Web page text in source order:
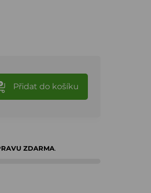
Přidat do košíku
ZDARMA.